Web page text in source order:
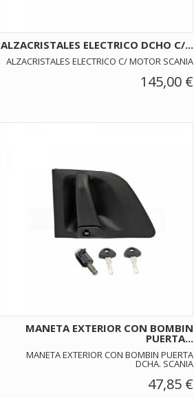
ALZACRISTALES ELECTRICO DCHO C/...
ALZACRISTALES ELECTRICO C/ MOTOR SCANIA
145,00 €
MANETA EXTERIOR CON BOMBIN
PUERTA...
MANETA EXTERIOR CON BOMBIN PUERTA
DCHA. SCANIA
47,85 €